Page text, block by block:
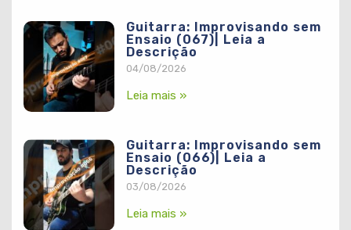
Guitarra: Improvisando sem
Ensaio (067)| Leia a
Descrição
04/08/2026
Leia mais »
Guitarra: Improvisando sem
Ensaio (066)| Leia a
Descrição
03/08/2026
Leia mais »